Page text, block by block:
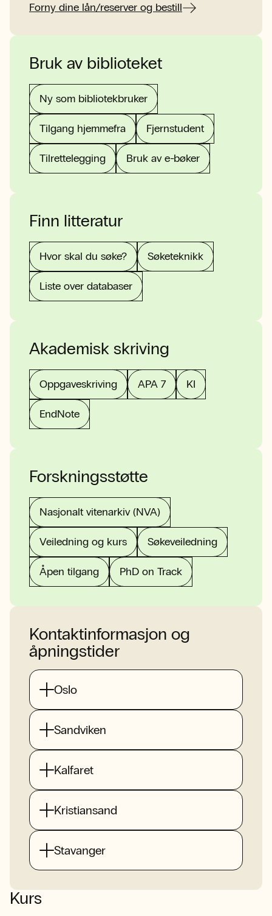
Forny dine lån/reserver og bestill
Bruk av biblioteket
Ny som bibliotekbruker
Tilgang hjemmefra Fjernstudent
Tilrettelegging Bruk av e-bøker
Finn litteratur
Hvor skal du søke? Søketeknikk
Liste over databaser
Akademisk skriving
Oppgaveskriving APA 7 KI
EndNote
Forskningsstøtte
Nasjonalt vitenarkiv (NVA)
Veiledning og kurs Søkeveiledning
Åpen tilgang PhD on Track
Kontaktinformasjon og
åpningstider
Oslo
Sandviken
Kalfaret
Kristiansand
Stavanger
Kurs